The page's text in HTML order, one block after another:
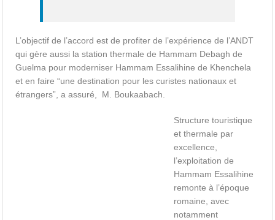
L’objectif de l’accord est de profiter de l’expérience de l’ANDT
qui gère aussi la station thermale de Hammam Debagh de
Guelma pour moderniser Hammam Essalihine de Khenchela
et en faire “une destination pour les curistes nationaux et
étrangers”, a assuré, M. Boukaabach.
Structure touristique
et thermale par
excellence,
l’exploitation de
Hammam Essalihine
remonte à l’époque
romaine, avec
notamment